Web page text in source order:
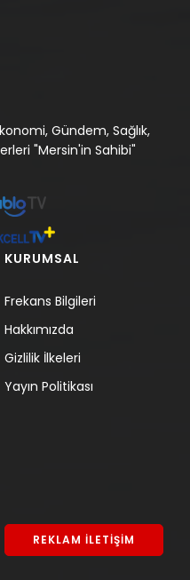
Gündem, Sağlık,
"Mersin'in Sahibi"
KURUMSAL
Frekans Bilgileri
Hakkımızda
Gizlilik İlkeleri
Yayın Politikası
REKLAM İLETİŞİM